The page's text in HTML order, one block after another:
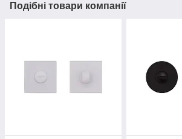
Подібні товари компанії